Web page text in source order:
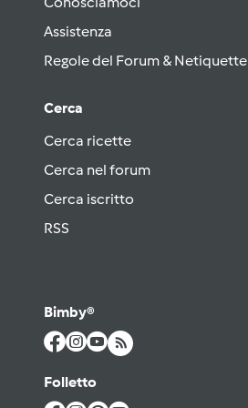
Assistenza
Regole del Forum & Netiquette
Cerca
Cerca ricette
Cerca nel forum
Cerca iscritto
RSS
Bimby®
Folletto